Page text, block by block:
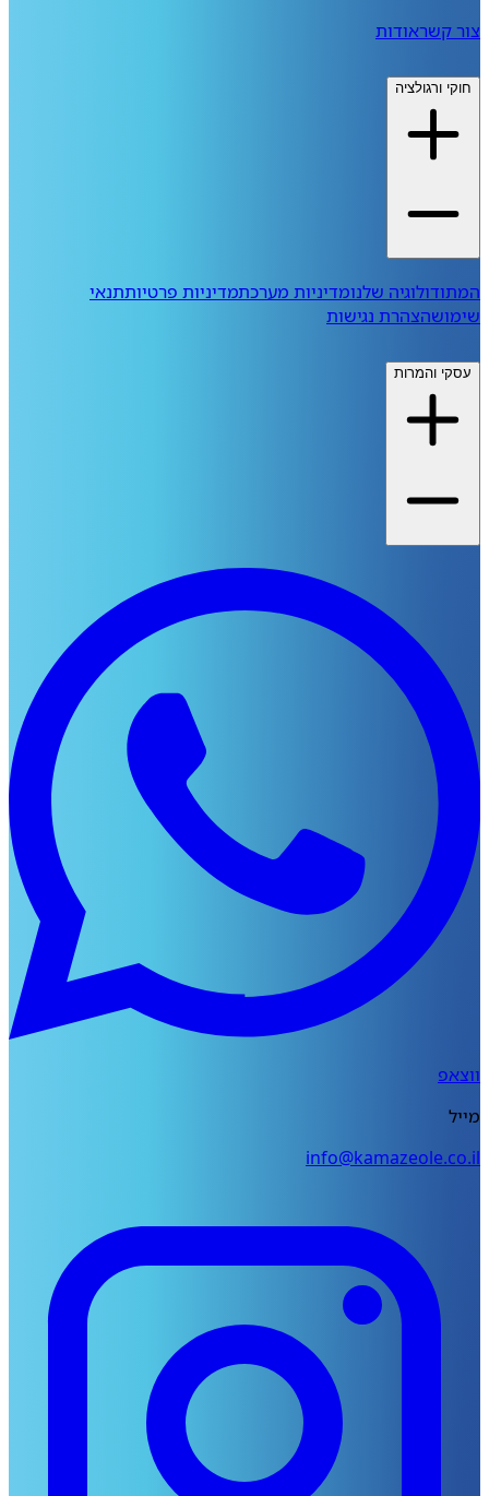
צור קשראודות
חוקי ורגולציה
המתודולוגיה שלנומדיניות מערכתמדיניות פרטיותתנאי
שימושהצהרת נגישות
עסקי והמרות
ווצאפ
מייל
info@kamazeole.co.il